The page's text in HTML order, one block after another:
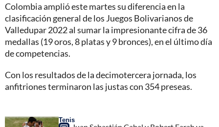
Colombia amplió este martes su diferencia en la
clasificación general de los Juegos Bolivarianos de
Valledupar 2022 al sumar la impresionante cifra de 36
medallas (19 oros, 8 platas y 9 bronces), en el último día
de competencias.
Con los resultados de la decimotercera jornada, los
anfitriones terminaron las justas con 354 preseas.
Tenis